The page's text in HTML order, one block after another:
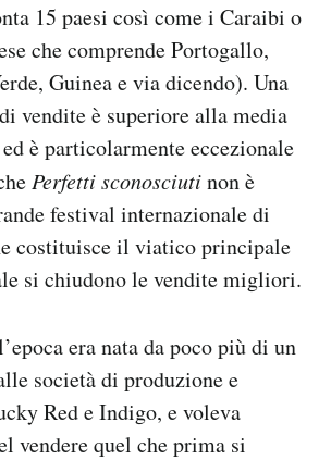
15 paesi così come i Caraibi o
che comprende Portogallo,
Guinea e via dicendo). Una
vendite è superiore alla media
è particolarmente eccezionale
Perfetti sconosciutinon è
festival internazionale di
costituisce il viatico principale
si chiudono le vendite migliori.
era nata da poco più di un
società di produzione e
Red e Indigo, e voleva
vendere quel che prima si